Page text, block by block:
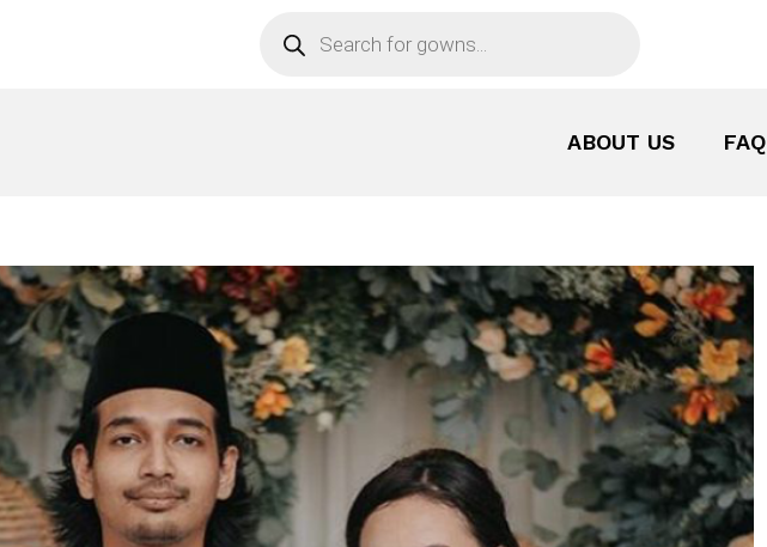
search
ABOUT US FAQ